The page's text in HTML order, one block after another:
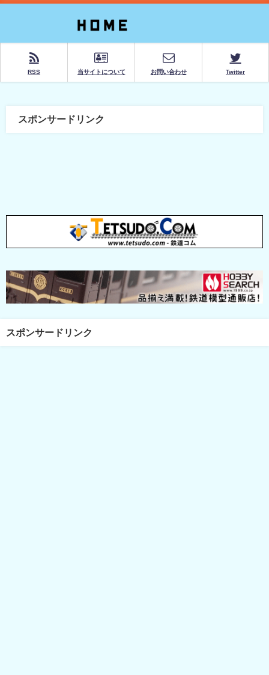
RSS 当サイトについて お問い合わせ Twitter
スポンサードリンク
スポンサードリンク